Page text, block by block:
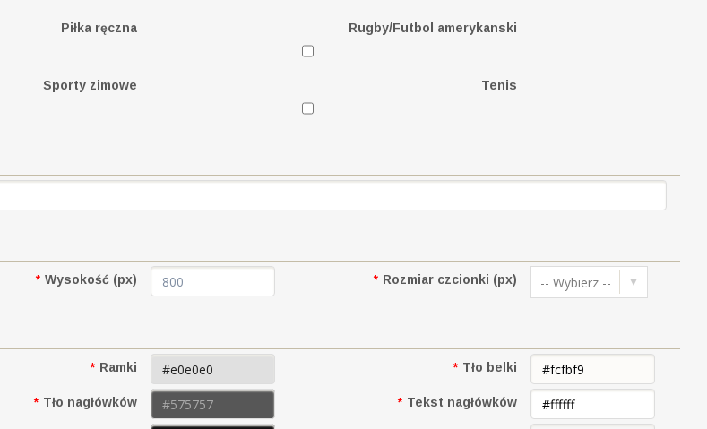
Piłka ręczna Rugby/Futbol amerykanski
Sporty zimowe Tenis
* Wysokość (px) * Rozmiar czcionki (px) -- Wybierz --
* Ramki * Tło belki
* Tło nagłówków * Tekst nagłówków